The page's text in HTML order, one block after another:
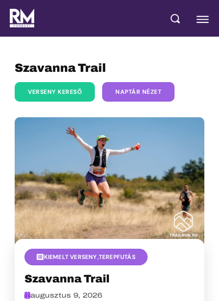
Szavanna Trail
VERSENY KERESŐ NAPTÁR NÉZET
KIEMELT VERSENY ,TEREPFUTÁS
Szavanna Trail
augusztus 9, 2026